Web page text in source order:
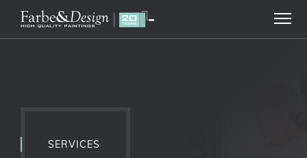
SERVICES